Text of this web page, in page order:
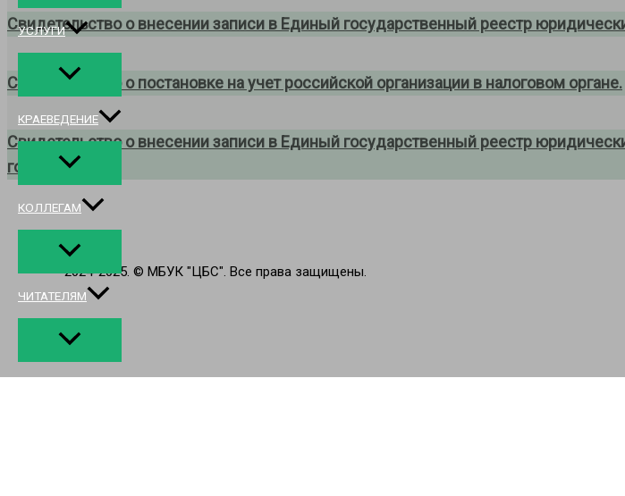
УСЛУГИ
КРАЕВЕДЕНИЕ
КОЛЛЕГАМ
ЧИТАТЕЛЯМ
Свидетельство о внесении записи в Единый государственный реестр
Свидетельство о постановке на учет российской организации в налоговом органе.
Свидетельство о внесении записи в Единый государственный реестр
года.
2024-2025. © МБУК "ЦБС". Все права защищены.